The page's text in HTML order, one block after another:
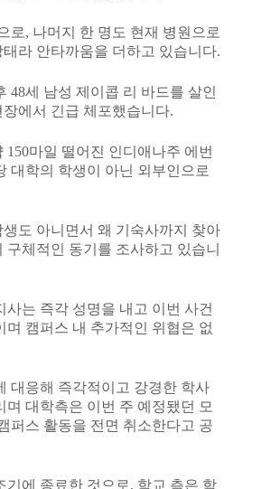
로, 나머지 한 명도 현재 병원으로
라 안타까움을 더하고 있습니다.
48세 남성 제이콥 리 바드를 살인
에서 긴급 체포했습니다.
150마일 떨어진 인디애나주 에번
대학의 학생이 아닌 외부인으로
도 아니면서 왜 기숙사까지 찾아
구체적인 동기를 조사하고 있습니
사는 즉각 성명을 내고 이번 사건
며 캠퍼스 내 추가적인 위협은 없
대응해 즉각적이고 강경한 학사
며 대학측은 이번 주 예정됐던 모
퍼스 활동을 전면 취소한다고 공
기에 종료한 것으로, 학교 측은 학